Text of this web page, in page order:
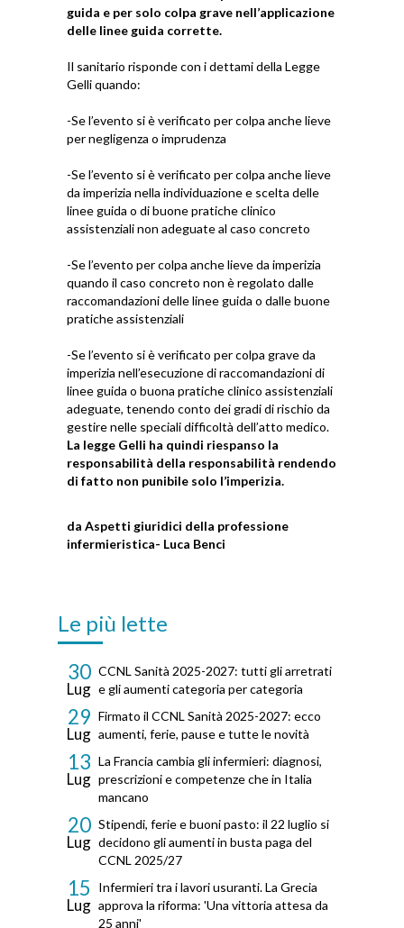
guida e per solo colpa grave nell’applicazione
delle linee guida corrette.
Il sanitario risponde con i dettami della Legge
Gelli quando:
-Se l’evento si è verificato per colpa anche lieve
per negligenza o imprudenza
-Se l’evento si è verificato per colpa anche lieve
da imperizia nella individuazione e scelta delle
linee guida o di buone pratiche clinico
assistenziali non adeguate al caso concreto
-Se l’evento per colpa anche lieve da imperizia
quando il caso concreto non è regolato dalle
raccomandazioni delle linee guida o dalle buone
pratiche assistenziali
-Se l’evento si è verificato per colpa grave da
imperizia nell’esecuzione di raccomandazioni di
linee guida o buona pratiche clinico assistenziali
adeguate, tenendo conto dei gradi di rischio da
gestire nelle speciali difficoltà dell’atto medico.
La legge Gelli ha quindi riespanso la
responsabilità della responsabilità rendendo
di fatto non punibile solo l’imperizia.
da Aspetti giuridici della professione
infermieristica- Luca Benci
Le più lette
30
Lug
CCNL Sanità 2025-2027: tutti gli arretrati
e gli aumenti categoria per categoria
29
Lug
Firmato il CCNL Sanità 2025-2027: ecco
aumenti, ferie, pause e tutte le novità
13
Lug
La Francia cambia gli infermieri: diagnosi,
prescrizioni e competenze che in Italia
mancano
20
Lug
Stipendi, ferie e buoni pasto: il 22 luglio si
decidono gli aumenti in busta paga del
CCNL 2025/27
15
Lug
Infermieri tra i lavori usuranti. La Grecia
approva la riforma: 'Una vittoria attesa da
25 anni'